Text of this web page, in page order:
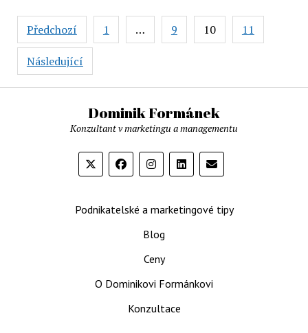
bez
Stránkování
příspěvků
Předchozí 1 … 9 10 11
Následující
Dominik Formánek
Konzultant v marketingu a managementu
Podnikatelské a marketingové tipy
Blog
Ceny
O Dominikovi Formánkovi
Konzultace